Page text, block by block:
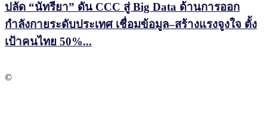
ปลัด “นัทรียา” ดัน CCC สู่ Big Data ด้านการออก
กำลังกายระดับประเทศ เชื่อมข้อมูล–สร้างแรงจูงใจ ตั้ง
เป้าคนไทย 50%...
©